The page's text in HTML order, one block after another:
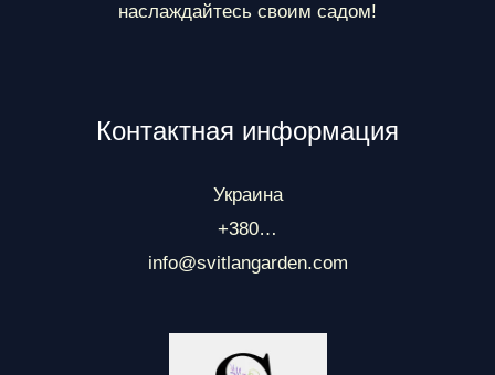
наслаждайтесь своим садом!
Контактная информация
Украина
+380…
info@svitlangarden.com